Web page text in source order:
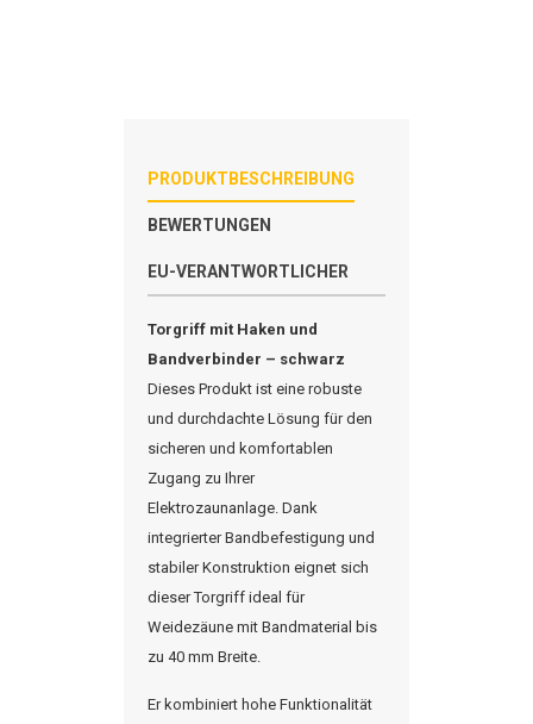
PRODUKTBESCHREIBUNG
BEWERTUNGEN
EU-VERANTWORTLICHER
Torgriff mit Haken und
Bandverbinder – schwarz
Dieses Produkt ist eine robuste
und durchdachte Lösung für den
sicheren und komfortablen
Zugang zu Ihrer
Elektrozaunanlage. Dank
integrierter Bandbefestigung und
stabiler Konstruktion eignet sich
dieserTorgriff ideal für
Weidezäune mit Bandmaterial bis
zu 40 mm Breite.
Er kombiniert hohe Funktionalität